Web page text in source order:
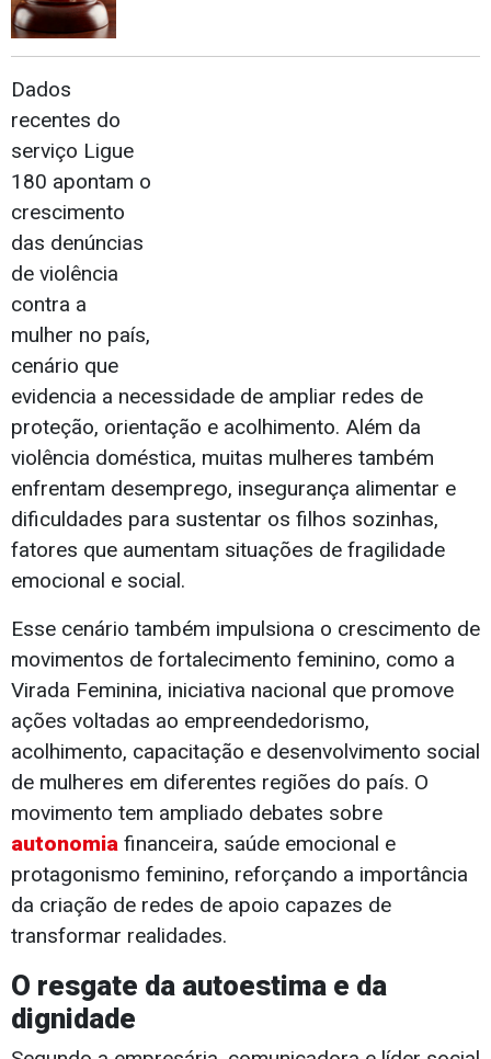
Dados
recentes do
serviço Ligue
180 apontam o
crescimento
das denúncias
de violência
contra a
mulher no país,
cenário que
evidencia a necessidade de ampliar redes de
proteção, orientação e acolhimento. Além da
violência doméstica, muitas mulheres também
enfrentam desemprego, insegurança alimentar e
dificuldades para sustentar os filhos sozinhas,
fatores que aumentam situações de fragilidade
emocional e social.
Esse cenário também impulsiona o crescimento de
movimentos de fortalecimento feminino, como a
Virada Feminina, iniciativa nacional que promove
ações voltadas ao empreendedorismo,
acolhimento, capacitação e desenvolvimento social
de mulheres em diferentes regiões do país. O
movimento tem ampliado debates sobre
autonomia financeira, saúde emocional e
protagonismo feminino, reforçando a importância
da criação de redes de apoio capazes de
transformar realidades.
O resgate da autoestima e da
dignidade